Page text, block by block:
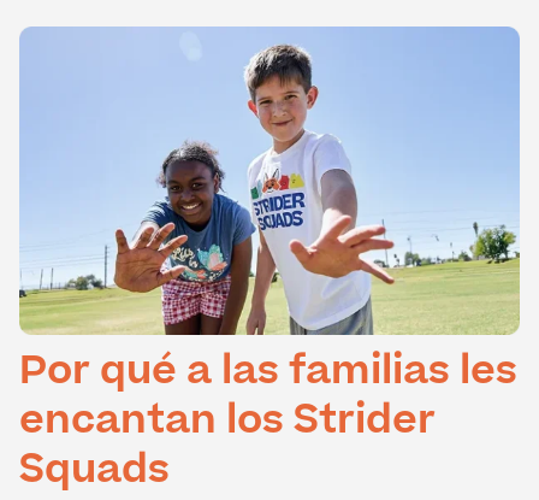
Por qué a las familias les
encantan los Strider
Squads